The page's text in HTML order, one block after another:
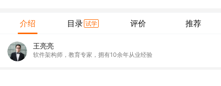
介绍 目录 试学 评价 推荐
王亮亮
软件架构师，教育专家，拥有10余年从业经验